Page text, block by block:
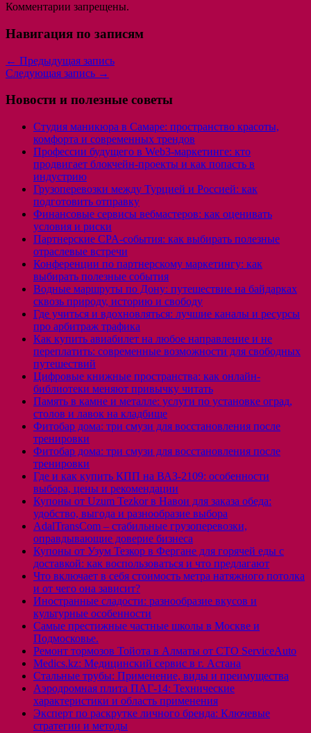
Комментарии запрещены.
Навигация по записям
← Предыдущая запись
Следующая запись →
Новости и полезные советы
Студия маникюра в Самаре: пространство красоты,
комфорта и современных трендов
Профессии будущего в Web3-маркетинге: кто
продвигает блокчейн-проекты и как попасть в
индустрию
Грузоперевозки между Турцией и Россией: как
подготовить отправку
Финансовые сервисы вебмастеров: как оценивать
условия и риски
Партнерские CPA-события: как выбирать полезные
отраслевые встречи
Конференции по партнерскому маркетингу: как
выбирать полезные события
Водные маршруты по Дону: путешествие на байдарках
сквозь природу, историю и свободу
Где учиться и вдохновляться: лучшие каналы и ресурсы
про арбитраж трафика
Как купить авиабилет на любое направление и не
переплатить: современные возможности для свободных
путешествий
Цифровые книжные пространства: как онлайн-
библиотеки меняют привычку читать
Память в камне и металле: услуги по установке оград,
столов и лавок на кладбище
Фитобар дома: три смузи для восстановления после
тренировки
Фитобар дома: три смузи для восстановления после
тренировки
Где и как купить КПП на ВАЗ-2109: особенности
выбора, цены и рекомендации
Купоны от Uzum Tezkor в Навои для заказа обеда:
удобство, выгода и разнообразие выбора
AdalTransCom – стабильные грузоперевозки,
оправдывающие доверие бизнеса
Купоны от Узум Тезкор в Фергане для горячей еды с
доставкой: как воспользоваться и что предлагают
Что включает в себя стоимость метра натяжного потолка
и от чего она зависит?
Иностранные сладости: разнообразие вкусов и
культурные особенности
Самые престижные частные школы в Москве и
Подмосковье.
Ремонт тормозов Тойота в Алматы от СТО ServiceAuto
Medics.kz: Медицинский сервис в г. Астана
Стальные трубы: Применение, виды и преимущества
Аэродромная плита ПАГ-14: Технические
характеристики и область применения
Эксперт по раскрутке личного бренда: Ключевые
стратегии и методы